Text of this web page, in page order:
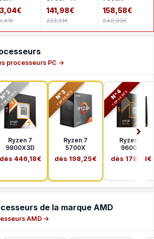
Version tray
141,98€
223,31€
158,58€
240,93€
processeurs PC →
TOP VENTE
Ryzen 7
9800X3D
dès 446,18€
N°3
TOP VENTE
Ryzen 7
5700X
dès 198,25€
N°4
TOP VENTE
Ryzen 5
9600X
dès 178,41€
de la marque AMD
AMD →